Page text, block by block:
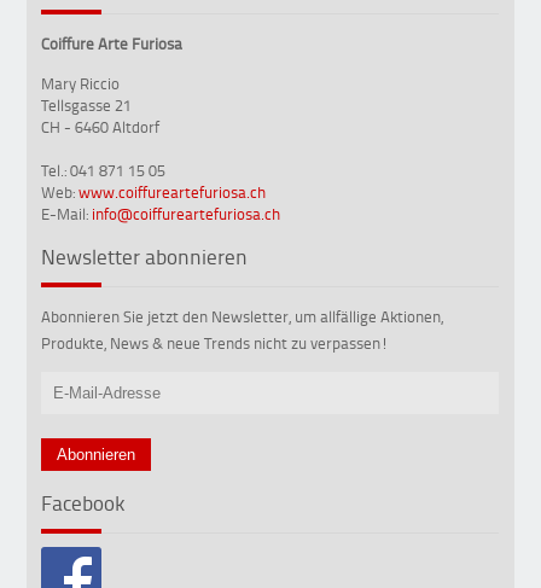
Coiffure Arte Furiosa
Mary Riccio
Tellsgasse 21
CH - 6460 Altdorf
Tel.: 041 871 15 05
Web:www.coiffureartefuriosa.ch
E-Mail: info@coiffureartefuriosa.ch
Newsletter abonnieren
Abonnieren Sie jetzt den Newsletter, um allfällige Aktionen,
Produkte, News & neue Trends nicht zu verpassen!
Facebook